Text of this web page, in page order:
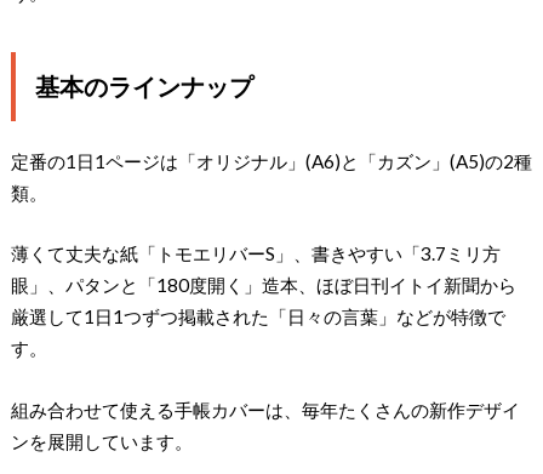
基本のラインナップ
定番の1日1ページは「オリジナル」(A6)と「カズン」(A5)の2種
類。
薄くて丈夫な紙「トモエリバーS」、書きやすい「3.7ミリ方
眼」、パタンと「180度開く」造本、ほぼ日刊イトイ新聞から
厳選して1日1つずつ掲載された「日々の言葉」などが特徴で
す。
組み合わせて使える手帳カバーは、毎年たくさんの新作デザイ
ンを展開しています。